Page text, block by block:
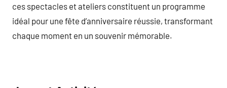
ces spectacles et ateliers constituent un programme
idéal pour une fête d’anniversaire réussie, transformant
chaque moment en un souvenir mémorable.